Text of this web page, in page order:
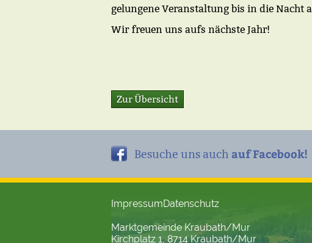
gelungene Veranstaltung bis in die Nacht
Wir freuen uns aufs nächste Jahr!
Zur Übersicht
Besuche uns auch auf Facebook!
ImpressumDatenschutz
Marktgemeinde Kraubath/Mur
Kirchplatz 1, 8714 Kraubath/Mur